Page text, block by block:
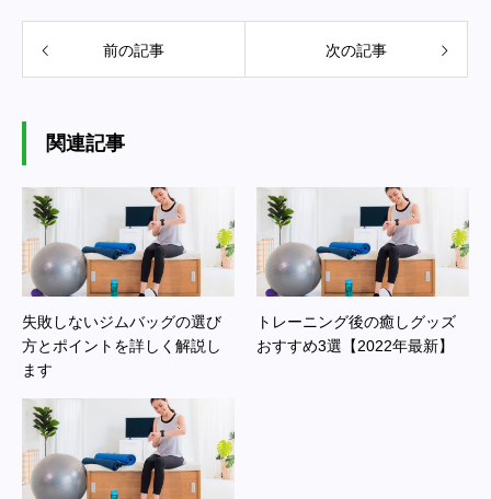
前の記事 次の記事
関連記事
失敗しないジムバッグの選び
方とポイントを詳しく解説し
ます
トレーニング後の癒しグッズ
おすすめ3選【2022年最新】